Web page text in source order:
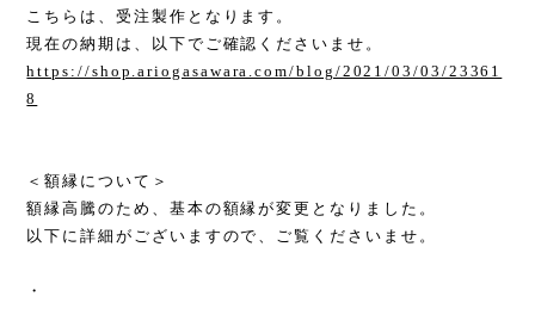
こちらは、受注製作となります。
現在の納期は、以下でご確認くださいませ。
https://shop.ariogasawara.com/blog/2021/03/03/23361
8
＜額縁について＞
額縁高騰のため、基本の額縁が変更となりました。
以下に詳細がございますので、ご覧くださいませ。
・